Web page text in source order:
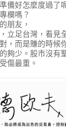
備好怎麼度過了
欄嗎？
朋友，
立足台灣，看見
，而是賺的時候
夠少。股市沒有
傷最重。